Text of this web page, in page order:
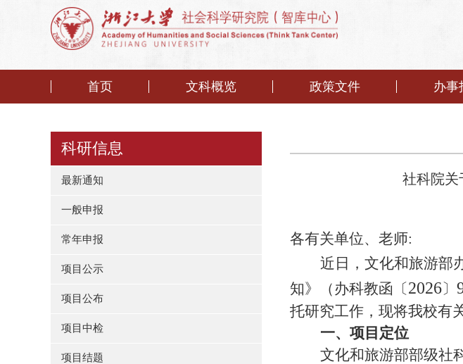
首页 文科概览 政策文件 办事
科研信息
最新通知
一般申报
常年申报
项目公示
项目公布
项目中检
项目结题
社科院关
各有关单位、老师:
近日，文化和旅游部
知》（ 办科教函〔2026〕
托研究工作， 现将我校有
一、 项目定位
文化和旅游部部级社